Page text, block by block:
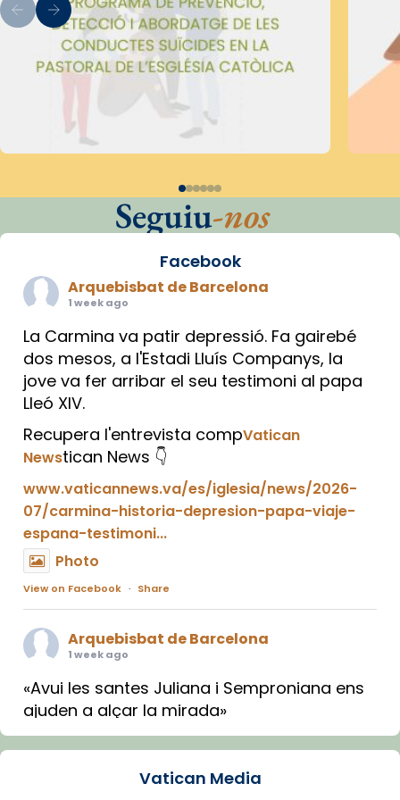
Seguiu-nos
Facebook
Arquebisbat de Barcelona
1 week ago
La Carmina va patir depressió. Fa gairebé
dos mesos, a l'Estadi Lluís Companys, la
jove va fer arribar el seu testimoni al papa
Lleó XIV.
Recupera l'entrevista compVatican
Newstican News 👇
www.vaticannews.va/es/iglesia/news/2026-
07/carmina-historia-depresion-papa-viaje-
espana-testimoni...
Photo
View on Facebook · Share
Arquebisbat de Barcelona
1 week ago
«Avui les santes Juliana i Semproniana ens
ajuden a alçar la mirada»
Mons. Sergi Gordo, bisbe de Tortosa, ha
Santes de Mataró.Vatican Media